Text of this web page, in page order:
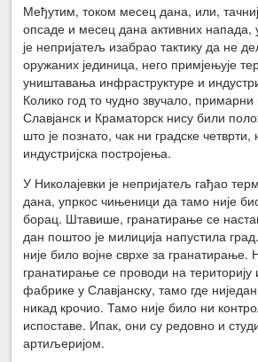
Међутим, током месец дана, или,
опсаде и месец дана активних напада,
је непријатељ изабрао тактику да не
оружаних јединица, него примјењује
уништавања инфраструктуре и
Колико год то чудно звучало,
Славјанск и Краматорск нису били
што је познато, чак ни градске
индустријска постројења.
У Николајевки је непријатељ гађао
дана, упркос чињеници да тамо није
борац. Штавише, гранатирање се
дан поштоо је милиција напустила
није било војне сврхе за гранатирање.
гранатирање се проводи на територију
фабрике у Славјанску, тамо где
никад крочио. Тамо није било ни
испоставе. Ипак, они су редовно и
артиљеријом.